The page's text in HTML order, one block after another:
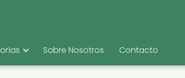
Sobre Nosotros Contacto